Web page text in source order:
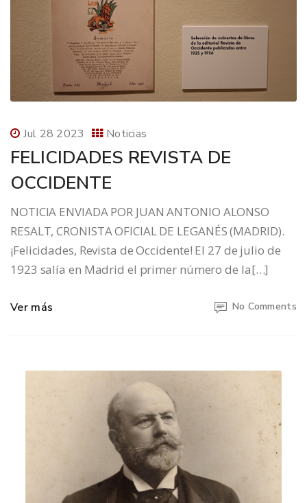
Jul 28 2023 Noticias
FELICIDADES REVISTA DE
OCCIDENTE
NOTICIA ENVIADA POR JUAN ANTONIO ALONSO
RESALT, CRONISTA OFICIAL DE LEGANÉS (MADRID).
¡Felicidades, Revista de Occidente! El 27 de julio de
1923 salía en Madrid el primer número de la[…]
Ver más No Comments